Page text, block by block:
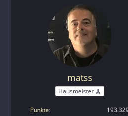
matss
Hausmeister 🧹
Punkte